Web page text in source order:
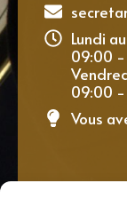
Lundi
09:00 -
09:00 -
Vous